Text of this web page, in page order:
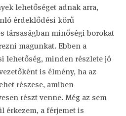
lehetőséget adnak arra,
érdeklődési körű
társaságban minőségi borokat
magunkat. Ebben a
lehetőség, minden részlete jó
is élmény, ha az
részese, amiben
részt venne. Még az sem
érkezem, a férjemet is